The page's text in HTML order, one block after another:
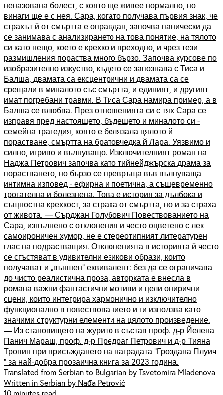
неназована болест, с която ще живее нормално, но
винаги ще е с нея. Сара, когато получава първия знак, че
страхът й от смъртта е оправдан, започва панически да
се занимава с анализирането на това понятие, на тялото
си като нещо, което е крехко и преходно, и чрез тези
размишления пораства много бързо. Започва курсове по
изобразително изкуство, където се запознава с Тиса и
Балша, двамата са ексцентрични и двамата са се
срещали в миналото със смъртта, и единият, и другият
имат погребани травми. В Тиса Сара намира пример, а в
Балша се влюбва. През отношенията си с тях Сара се
изправя пред настоящето, бъдещето и миналото си -
семейна трагедия, която е белязала цялото й
порастване, смъртта на братовчедка й Лара. Уязвимо и
силно, игриво и вълнуващо. Изключителният роман на
Наджа Петрович започва като тийнейджърска драма за
порастването, но бързо се превръща във вълнуваща
интимна изповед - ефирна и поетична, а същевременно
трогателна и болезнена. Това е история за дълбока и
същностна крехкост, за страха от смъртта, но и за страха
от живота. — Сърджан Голубович Повествованието на
Сара, изпълнено с отклонения и често оцветено с лек
самоироничен хумор, не е стереотипният литературен
глас на подрастващия. Отклоненията в историята й често
се сгъстяват в удивителни езикови образи, които
получават и „външен“ еквивалент: без да се ограничава
до чисто реалистична проза, авторката е внесла в
романа важни фантастични мотиви и цели онирични
сцени, които интегрира хармонично и изключително
функционално в повествованието и ги използва като
значими структурни елементи на цялото произведение.
— Из становището на журито в състав проф. д-р Йелена
Панич Мараш, проф. д-р Предраг Петрович и д-р Тияна
Тропин при присъждането на наградата "Гроздана Плуич
" за най-добра прозаична книга за 2023 година.
Translated from Serbian to Bulgarian by Tsvetomira Mladenova
Written in Serbian by Nađa Petrović
10 minutes read